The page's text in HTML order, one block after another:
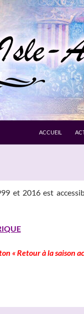
ACCUEIL
et 2016 est
« Retour à la saison